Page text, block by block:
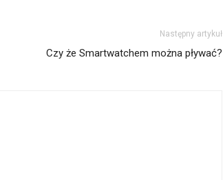
Następny artykuł
Czy że Smartwatchem można pływać?